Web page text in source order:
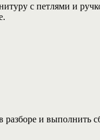
с петлями и
разборе и выполнить